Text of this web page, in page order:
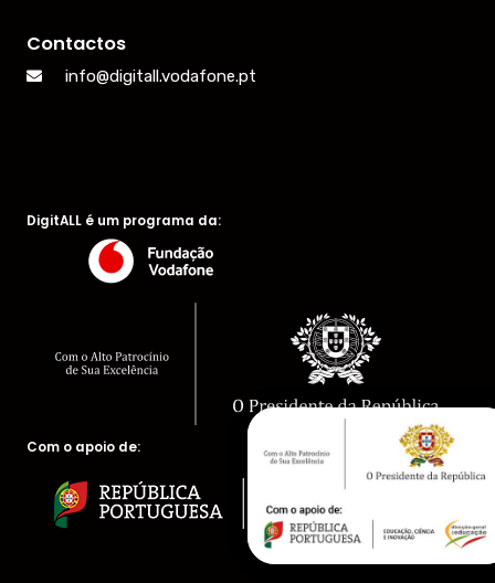
Contactos
info@digitall.vodafone.pt
DigitALL é um programa da:
Com o apoio de: